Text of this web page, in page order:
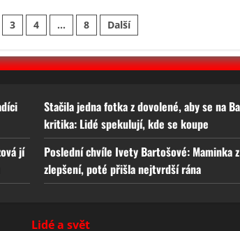
Nesvačilová
se
bez
pustila
do
Filipa
poučení
vyvolalo
různorodé
ohlasy
3 4 … 8 Další
Stačila jedna fotka z dovolené, aby se na
kritika: Lidé spekulují, kde se koupe
jí
Poslední chvíle Ivety Bartošové: Maminka
zlepšení, poté přišla nejtvrdší rána
Lidé a svět